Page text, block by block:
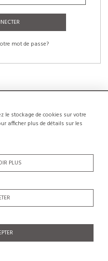
le stockage de cookies sur votre
afficher plus de détails sur les
PLUS
mot de passe?
CLIENTS
sauvegarder la liste de vos
COMPTE